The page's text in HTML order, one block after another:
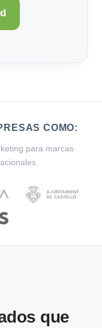
COMO:
para marcas
que